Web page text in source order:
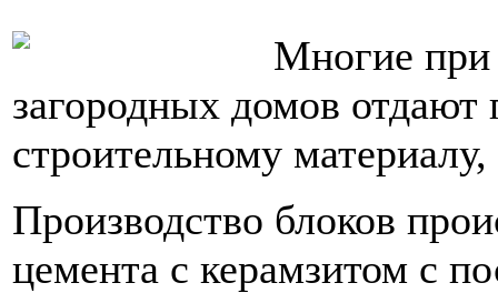
Многие при
загородных домов отдают
строительному
Производство блоков
цемента с керамзитом с